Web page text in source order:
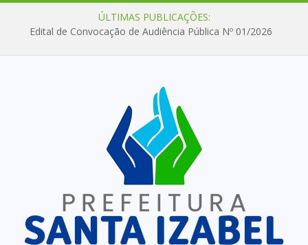
ÚLTIMAS PUBLICAÇÕES:
Edital de Convocação de Audiência Pública Nº 01/2026